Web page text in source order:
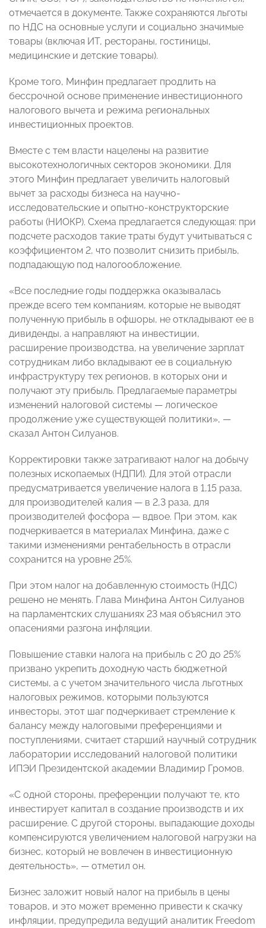
отмечается в документе. Также сохраняются льготы
по НДС на основные услуги и социально значимые
товары (включая ИТ, рестораны, гостиницы,
медицинские и детские товары).
Кроме того, Минфин предлагает продлить на
бессрочной основе применение инвестиционного
налогового вычета и режима региональных
инвестиционных проектов.
Вместе с тем власти нацелены на развитие
высокотехнологичных секторов экономики. Для
этого Минфин предлагает увеличить налоговый
вычет за расходы бизнеса на научно-
исследовательские и опытно-конструкторские
работы (НИОКР). Схема предлагается следующая: при
подсчете расходов такие траты будут учитываться с
коэффициентом 2, что позволит снизить прибыль,
подпадающую под налогообложение.
«Все последние годы поддержка оказывалась
прежде всего тем компаниям, которые не выводят
полученную прибыль в офшоры, не откладывают ее в
дивиденды, а направляют на инвестиции,
расширение производства, на увеличение зарплат
сотрудникам либо вкладывают ее в социальную
инфраструктуру тех регионов, в которых они и
получают эту прибыль. Предлагаемые параметры
изменений налоговой системы — логическое
продолжение уже существующей политики», —
сказал Антон Силуанов.
Корректировки также затрагивают налог на добычу
полезных ископаемых (НДПИ). Для этой отрасли
предусматривается увеличение налога в 1,15 раза,
для производителей калия — в 2,3 раза, для
производителей фосфора — вдвое. При этом, как
подчеркивается в материалах Минфина, даже с
такими изменениями рентабельность в отрасли
сохранится на уровне 25%.
При этом налог на добавленную стоимость (НДС)
решено не менять. Глава Минфина Антон Силуанов
на парламентских слушаниях 23 мая объяснил это
опасениями разгона инфляции.
Повышение ставки налога на прибыль с 20 до 25%
призвано укрепить доходную часть бюджетной
системы, а с учетом значительного числа льготных
налоговых режимов, которыми пользуются
инвесторы, этот шаг подчеркивает стремление к
балансу между налоговыми преференциями и
поступлениями, считает старший научный сотрудник
лаборатории исследований налоговой политики
ИПЭИ Президентской академии Владимир Громов.
«С одной стороны, преференции получают те, кто
инвестирует капитал в создание производств и их
расширение. С другой стороны, выпадающие доходы
компенсируются увеличением налоговой нагрузки на
бизнес, который не вовлечен в инвестиционную
деятельность», — отметил он.
Бизнес заложит новый налог на прибыль в цены
товаров, и это может временно привести к скачку
инфляции, предупредила ведущий аналитик Freedom